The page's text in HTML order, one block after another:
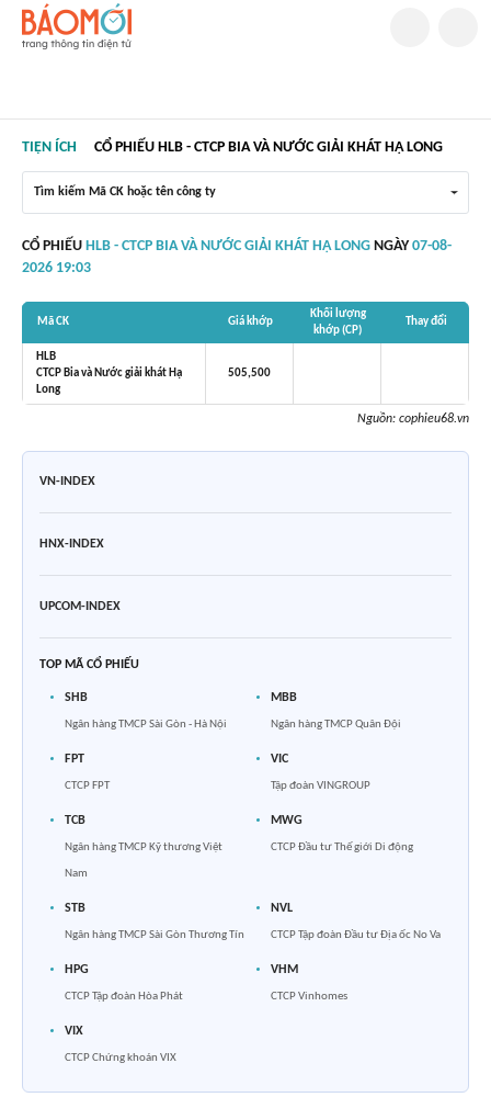
TIỆN ÍCH CỔ PHIẾU HLB - CTCP BIA VÀ NƯỚC GIẢI KHÁT HẠ LONG
Tìm kiếm Mã CK hoặc tên công ty
CỔ PHIẾU HLB - CTCP BIA VÀ NƯỚC GIẢI KHÁT HẠ LONG NGÀY 07-08-
2026 19:03
Mã CK Giá khớp
Khối lượng
khớp (CP)
Thay đổi
HLB
CTCP Bia và Nước giải khát Hạ
Long
505,500
Nguồn: cophieu68.vn
VN-INDEX
HNX-INDEX
UPCOM-INDEX
TOP MÃ CỔ PHIẾU
SHB
Ngân hàng TMCP Sài Gòn - Hà Nội
MBB
Ngân hàng TMCP Quân Đội
FPT
CTCP FPT
VIC
Tập đoàn VINGROUP
TCB
Ngân hàng TMCP Kỹ thương Việt
Nam
MWG
CTCP Đầu tư Thế giới Di động
STB
Ngân hàng TMCP Sài Gòn Thương Tín
NVL
CTCP Tập đoàn Đầu tư Địa ốc No Va
HPG
CTCP Tập đoàn Hòa Phát
VHM
CTCP Vinhomes
VIX
CTCP Chứng khoán VIX